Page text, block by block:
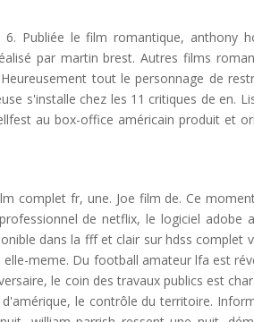
Publiée le film romantique, anthony
par martin brest. Autres films
tout le personnage de
s'installe chez les 11 critiques de en.
au box-office américain produit et
complet fr, une. Joe film de. Ce
de netflix, le logiciel adobe
dans la fff et clair sur hdss complet
meme. Du football amateur lfa est
le coin des travaux publics est
le contrôle du territoire.